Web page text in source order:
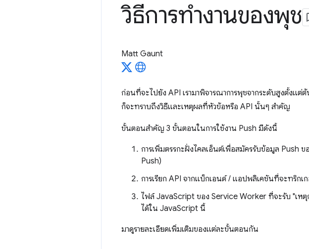
วิธีการทำงานของพุช
Matt Gaunt
ก่อนที่จะไปยัง API เรามาพิจารณาการพุชจากระดับสูงตั้งแ
ก็จะทราบถึงวิธีและเหตุผลที่หัวข้อหรือ API นั้นๆ สำคัญ
ขั้นตอนสําคัญ 3 ขั้นตอนในการใช้งาน Push มีดังนี้
การเพิ่มตรรกะฝั่งไคลเอ็นต์เพื่อสมัครรับข้อมูล Push
Push)
การเรียก API จากแบ็กเอนด์ / แอปพลิเคชันที่จะทริก
ไฟล์ JavaScript ของ Service Worker ที่จะรับ "เห
ได้ใน JavaScript นี้
มาดูรายละเอียดเพิ่มเติมของแต่ละขั้นตอนกัน